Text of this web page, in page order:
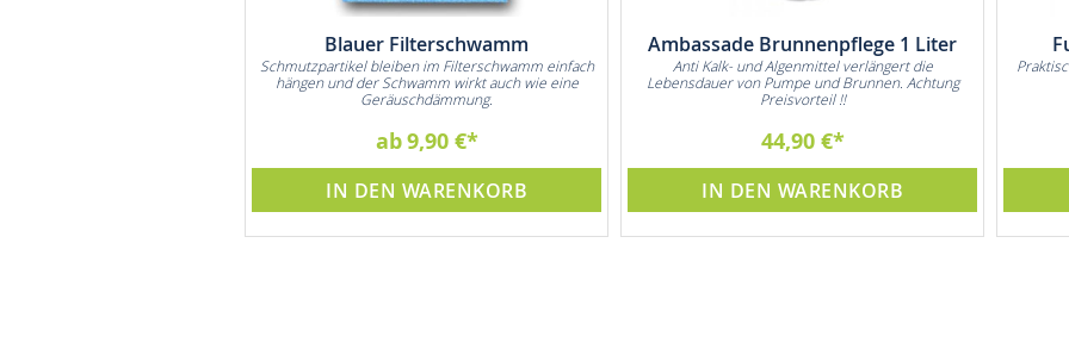
Blauer Filterschwamm
Schmutzpartikel bleiben im Filterschwamm einfach
hängen und der Schwamm wirkt auch wie eine
Geräuschdämmung.
ab9,90 €
IN DEN WARENKORB
Ambassade Brunnenpflege 1 Liter
Anti Kalk- und Algenmittel verlängert die
Lebensdauer von Pumpe und Brunnen. Achtung
Preisvorteil !!
44,90 €
IN DEN WARENKORB